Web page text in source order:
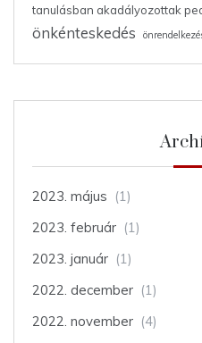
tanulásban akadályozottak
önkénteskedés
2023. május (1)
2023. február (1)
2023. január (1)
2022. december (1)
2022. november (4)